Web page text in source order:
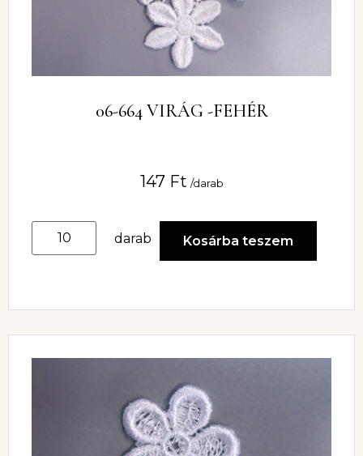
06-664 VIRÁG -FEHÉR
147 Ft /darab
darab Kosárba teszem